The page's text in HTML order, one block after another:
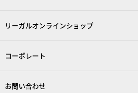
リーガルオンラインショップ
コーポレート
お問い合わせ